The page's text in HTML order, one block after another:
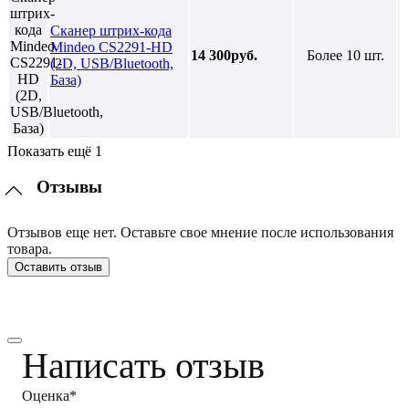
Сканер штрих-кода
Mindeo CS2291-HD
(2D, USB/Bluetooth,
База)
14 300руб. Более 10 шт.
Показать ещё 1
Отзывы
Отзывов еще нет. Оставьте свое мнение после использования
товара.
Оставить отзыв
Написать отзыв
Оценка*